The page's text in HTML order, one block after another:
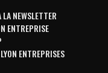
NEWSLETTER
ENTREPRISE
ENTREPRISES